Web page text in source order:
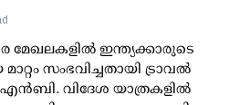
മേഖലകളില്‍ ഇന്ത്യക്കാരുടെ
സംഭവിച്ചതായി ട്രാവല്‍
വിദേശ യാത്രകളില്‍